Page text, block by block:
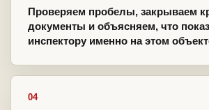
Проверяем пробелы, закрываем
документы и объясняем, что
инспектору именно на этом
04